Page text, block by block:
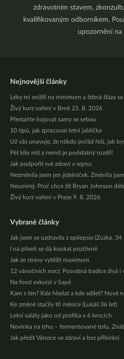
zdravotním stavem,
kvalifikovaným odborníkem.
upozornění na
Nejnovější články
Léky mi snížili na minimum a štítná žláza
Živý kurz vaření v Brně 25. 8. 2026
Přestaňte bojovat samy se sebou
10 tipů, jak zpracovat letní jablíčka
Už vás unavuje, že někdo pořád řeší, jak
Pět kilo mít a nemít je podstatný rozdíl!
Jak podpořit své zdraví v srpnu
Nezměnila jsem jen jídelníček. Změnila
Neumírej: Proč chce žít Bryan Johnson
Živý kurz vaření v Praze 9. 8. 2026
Vybrané články
Jak jsem se uzdravila z epilepsie (Zuzka, 34
I na plíseň se dá koukat pozitivně
Jak ze stravy vytěžit maximum
12 vánočních nocí: Posvátná tradice živá i
Na food exkurzi v Sapě
Kam s tím? Kde hledat a kde sdílet? Nově
Ke změně stačily tři měsíce (Lukáš 36 let)
Letní saláty jako od profíka v 6 krocích
Novinka na trhu – fermentované tofu.
Jak přežít Vánoce ve zdraví a bez přibírání